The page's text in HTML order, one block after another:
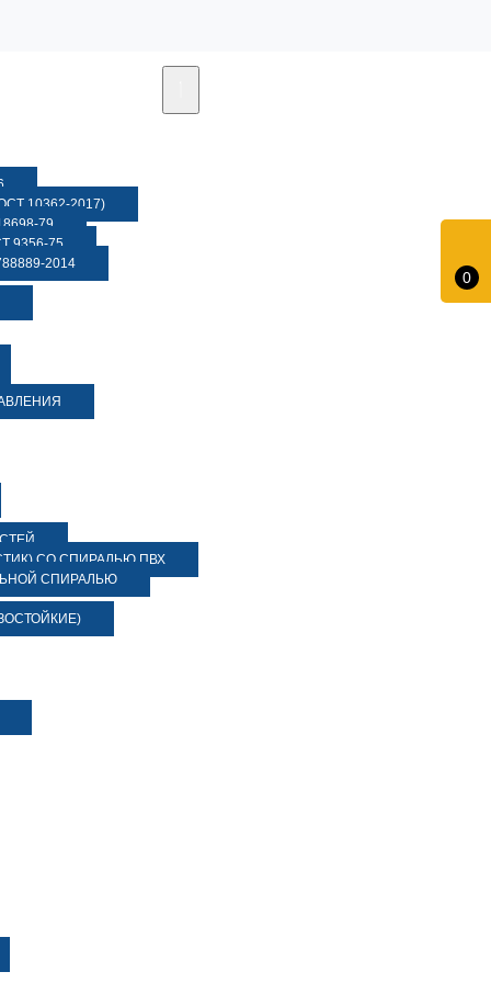
0
10362-2017)
79
9356-75
2014
СО СПИРАЛЬЮ ПВХ
СПИРАЛЬЮ